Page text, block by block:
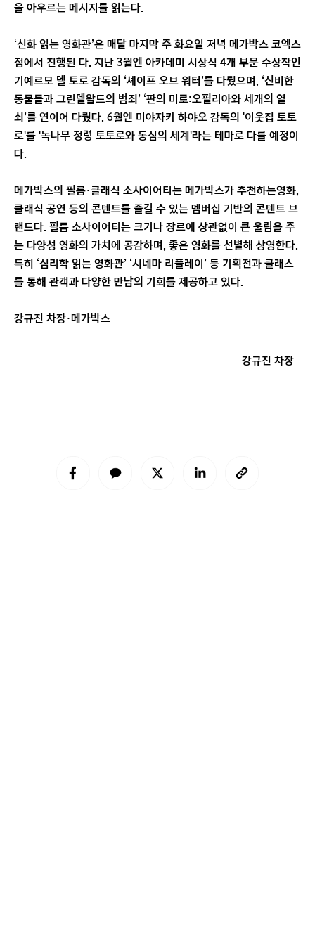
을 아우르는 메시지를 읽는다.
‘신화 읽는 영화관’은 매달 마지막 주 화요일 저녁 메가박스 코엑스
점에서 진행된 다. 지난 3월엔 아카데미 시상식 4개 부문 수상작인
기예르모 델 토로 감독의 ‘셰이프 오브 워터’를 다뤘으며, ‘신비한
동물들과 그린델왈드의 범죄’ ‘판의 미로:오필리아와 세개의 열
쇠’를 연이어 다뤘다. 6월엔 미야자키 하야오 감독의 '이웃집 토토
로'를 '녹나무 정령 토토로와 동심의 세계'라는 테마로 다룰 예정이
다.
메가박스의 필름·클래식 소사이어티는 메가박스가 추천하는영화,
클래식 공연 등의 콘텐트를 즐길 수 있는 멤버십 기반의 콘텐트 브
랜드다. 필름 소사이어티는 크기나 장르에 상관없이 큰 울림을 주
는 다양성 영화의 가치에 공감하며, 좋은 영화를 선별해 상영한다.
특히 ‘심리학 읽는 영화관’ ‘시네마 리플레이’ 등 기획전과 클래스
를 통해 관객과 다양한 만남의 기회를 제공하고 있다.
강규진 차장·메가박스
강규진 차장